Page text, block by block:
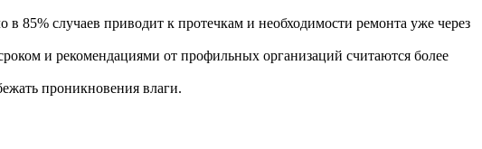
85% случаев приводит к протечкам и необходимости ремонта уже через
и рекомендациями от профильных организаций считаются более
проникновения влаги.